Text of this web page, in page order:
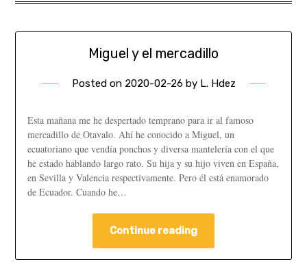
Miguel y el mercadillo
Posted on 2020-02-26 by L. Hdez
Esta mañana me he despertado temprano para ir al famoso
mercadillo de Otavalo. Ahí he conocido a Miguel, un
ecuatoriano que vendía ponchos y diversa mantelería con el que
he estado hablando largo rato. Su hija y su hijo viven en España,
en Sevilla y Valencia respectivamente. Pero él está enamorado
de Ecuador. Cuando he…
Continue reading